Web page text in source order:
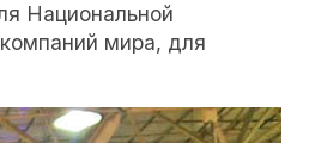
Национальной
мира, для